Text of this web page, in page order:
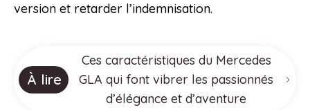
version et retarder l’indemnisation.
À lire
Ces caractéristiques du Mercedes
GLA qui font vibrer les passionnés
d’élégance et d’aventure